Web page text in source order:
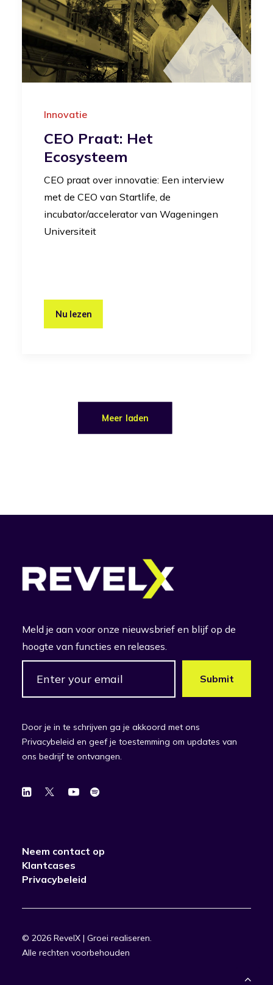
Innovatie
CEO Praat: Het
Ecosysteem
CEO praat over innovatie: Een interview
met de CEO van Startlife, de
incubator/accelerator van Wageningen
Universiteit
Nu lezen
Meer laden
Meld je aan voor onze nieuwsbrief en blijf op de
hoogte van functies en releases.
Door je in te schrijven ga je akkoord met ons
Privacybeleid en geef je toestemming om updates van
ons bedrijf te ontvangen.
Neem contact op
Klantcases
Privacybeleid
© 2026 RevelX | Groei realiseren.
Alle rechten voorbehouden